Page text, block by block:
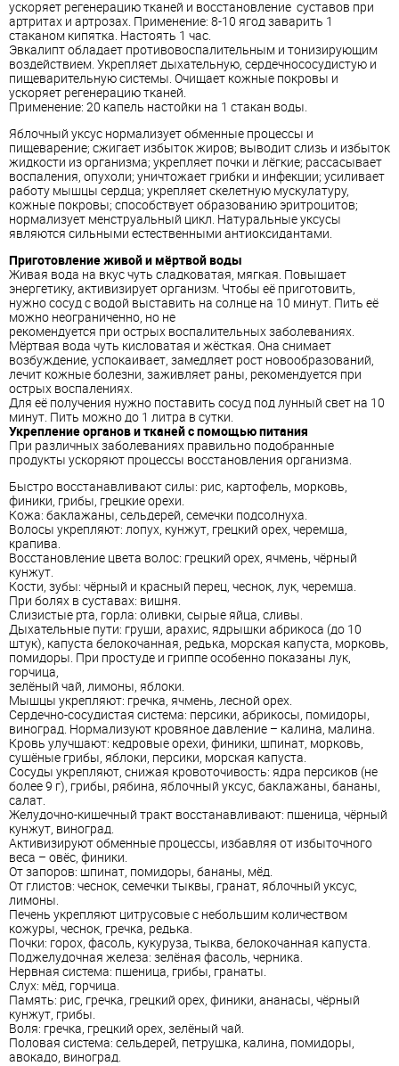
ускоряет регенерацию тканей и восстановление суставов при
артритах и артрозах. Применение: 8-10 ягод заварить 1
стаканом кипятка. Настоять 1 час.
Эвкалипт обладает противовоспалительным и тонизирующим
воздействием. Укрепляет дыхательную, сердечнососудистую и
пищеварительную системы. Очищает кожные покровы и
ускоряет регенерацию тканей.
Применение: 20 капель настойки на 1 стакан воды.
Яблочный уксус нормализует обменные процессы и
пищеварение; сжигает избыток жиров; выводит слизь и избыток
жидкости из организма; укрепляет почки и лёгкие; рассасывает
воспаления, опухоли; уничтожает грибки и инфекции; усиливает
работу мышцы сердца; укрепляет скелетную мускулатуру,
кожные покровы; способствует образованию эритроцитов;
нормализует менструальный цикл. Натуральные уксусы
являются сильными естественными антиоксидантами.
Приготовление живой и мёртвой воды
Живая вода на вкус чуть сладковатая, мягкая. Повышает
энергетику, активизирует организм. Чтобы её приготовить,
нужно сосуд с водой выставить на солнце на 10 минут. Пить её
можно неограниченно, но не
рекомендуется при острых воспалительных заболеваниях.
Мёртвая вода чуть кисловатая и жёсткая. Она снимает
возбуждение, успокаивает, замедляет рост новообразований,
лечит кожные болезни, заживляет раны, рекомендуется при
острых воспалениях.
Для её получения нужно поставить сосуд под лунный свет на 10
минут. Пить можно до 1 литра в сутки.
Укрепление органов и тканей с помощью питания
При различных заболеваниях правильно подобранные
продукты ускоряют процессы восстановления организма.
Быстро восстанавливают силы: рис, картофель, морковь,
финики, грибы, грецкие орехи.
Кожа: баклажаны, сельдерей, семечки подсолнуха.
Волосы укрепляют: лопух, кунжут, грецкий орех, черемша,
крапива.
Восстановление цвета волос: грецкий орех, ячмень, чёрный
кунжут.
Кости, зубы: чёрный и красный перец, чеснок, лук, черемша.
При болях в суставах: вишня.
Слизистые рта, горла: оливки, сырые яйца, сливы.
Дыхательные пути: груши, арахис, ядрышки абрикоса (до 10
штук), капуста белокочанная, редька, морская капуста, морковь,
помидоры. При простуде и гриппе особенно показаны лук,
горчица,
зелёный чай, лимоны, яблоки.
Мышцы укрепляют: гречка, ячмень, лесной орех.
Сердечно-сосудистая система: персики, абрикосы, помидоры,
виноград. Нормализуют кровяное давление – калина, малина.
Кровь улучшают: кедровые орехи, финики, шпинат, морковь,
сушёные грибы, яблоки, персики, морская капуста.
Сосуды укрепляют, снижая кровоточивость: ядра персиков (не
более 9 г), грибы, рябина, яблочный уксус, баклажаны, бананы,
салат.
Желудочно-кишечный тракт восстанавливают: пшеница, чёрный
кунжут, виноград.
Активизируют обменные процессы, избавляя от избыточного
веса – овёс, финики.
От запоров: шпинат, помидоры, бананы, мёд.
От глистов: чеснок, семечки тыквы, гранат, яблочный уксус,
лимоны.
Печень укрепляют цитрусовые с небольшим количеством
кожуры, чеснок, гречка, редька.
Почки: горох, фасоль, кукуруза, тыква, белокочанная капуста.
Поджелудочная железа: зелёная фасоль, черника.
Нервная система: пшеница, грибы, гранаты.
Слух: мёд, горчица.
Память: рис, гречка, грецкий орех, финики, ананасы, чёрный
кунжут, грибы.
Воля: гречка, грецкий орех, зелёный чай.
Половая система: сельдерей, петрушка, калина, помидоры,
авокадо, виноград.